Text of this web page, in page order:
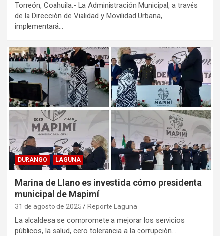
Torreón, Coahuila.- La Administración Municipal, a través
de la Dirección de Vialidad y Movilidad Urbana,
implementará…
DURANGO LAGUNA
Marina de Llano es investida cómo presidenta
municipal de Mapimí
31 de agosto de 2025 Reporte Laguna
La alcaldesa se compromete a mejorar los servicios
públicos, la salud, cero tolerancia a la corrupción…